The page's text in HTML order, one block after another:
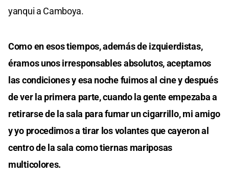
yanqui a Camboya.
Como en esos tiempos, además de izquierdistas,
éramos unos irresponsables absolutos, aceptamos
las condiciones y esa noche fuimos al cine y después
de ver la primera parte, cuando la gente empezaba a
retirarse de la sala para fumar un cigarrillo, mi amigo
y yo procedimos a tirar los volantes que cayeron al
centro de la sala como tiernas mariposas
multicolores.